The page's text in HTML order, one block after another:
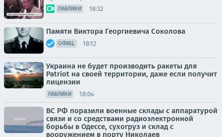
ПАБЛИКИ 18:32
Памяти Виктора Георгиевича Соколова
ОФИЦ. 18:12
Украина не будет производить ракеты для
Patriot на своей территории, даже если получит
лицензии
ПАБЛИКИ 18:04
ВС РФ поразили военные склады с аппаратурой
связи и со средствами радиоэлектронной
борьбы в Одессе, сухогруз и склад с
вооружением в порту Николаев